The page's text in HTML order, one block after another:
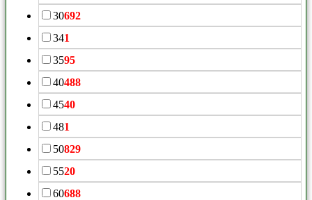
30692
341
3595
40488
4540
481
50829
5520
60688